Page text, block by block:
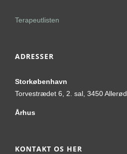
Terapeutlisten
ADRESSER
Storkøbenhavn
Torvestrædet 6, 2. sal, 3450 Allerød
Århus
KONTAKT OS HER